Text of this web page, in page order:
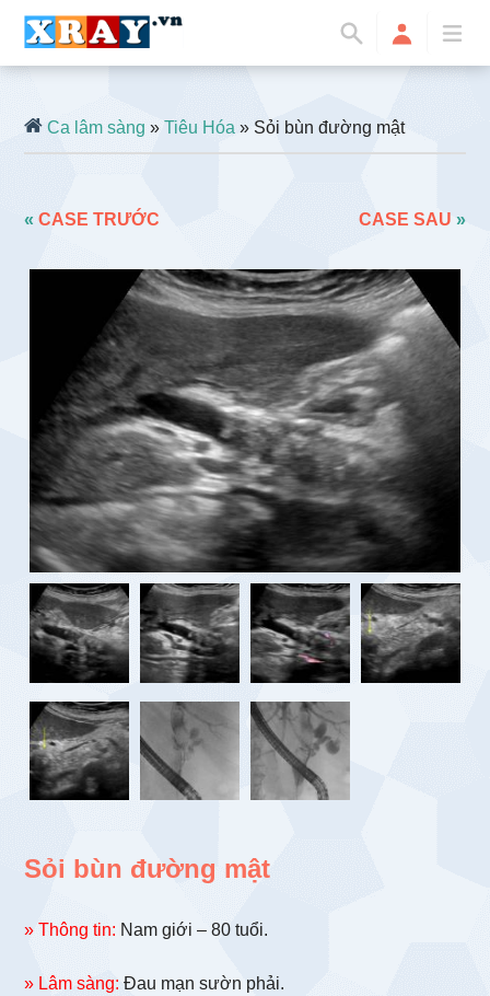
Ca lâm sàng »Tiêu Hóa » Sỏi bùn đường mật
«CASE TRƯỚC CASE SAU »
Sỏi bùn đường mật
» Thông tin: Nam giới – 80 tuổi.
» Lâm sàng: Đau mạn sườn phải.